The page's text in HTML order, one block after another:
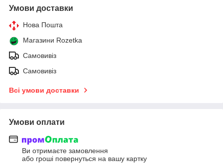
Умови доставки
Нова Пошта
Магазини Rozetka
Самовивіз
Самовивіз
Всі умови доставки
Умови оплати
Ви отримаєте замовлення
або гроші повернуться на вашу картку